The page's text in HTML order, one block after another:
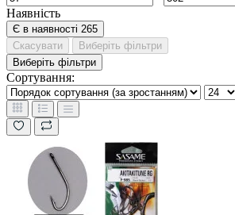
Наявність
Є в наявності 265
Скасувати
Виберіть фільтри
Виберіть фільтри
Сортування: